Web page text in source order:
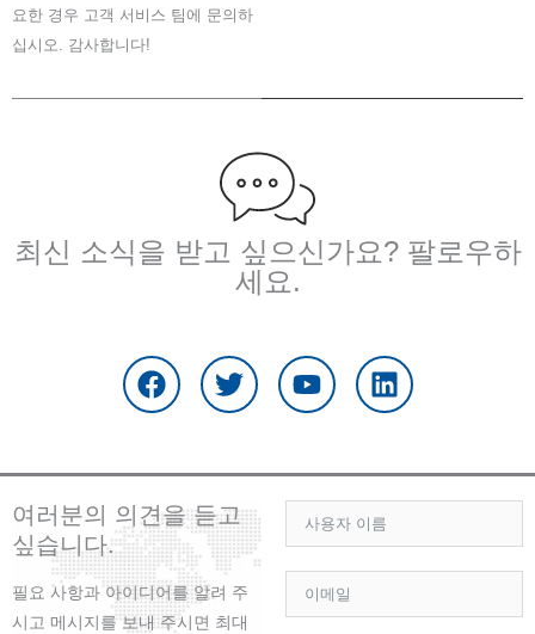
요한 경우 고객 서비스 팀에 문의하
십시오. 감사합니다!
최신 소식을 받고 싶으신가요? 팔로우하
세요.
a
c
e
o
o
k
위
터
튜
브
크
드
인
여러분의 의견을 듣고
싶습니다.
필요 사항과 아이디어를 알려 주
시고 메시지를 보내 주시면 최대